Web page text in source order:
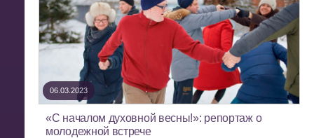
06.03.2023
«С началом духовной весны!»: репортаж о
молодежной встрече